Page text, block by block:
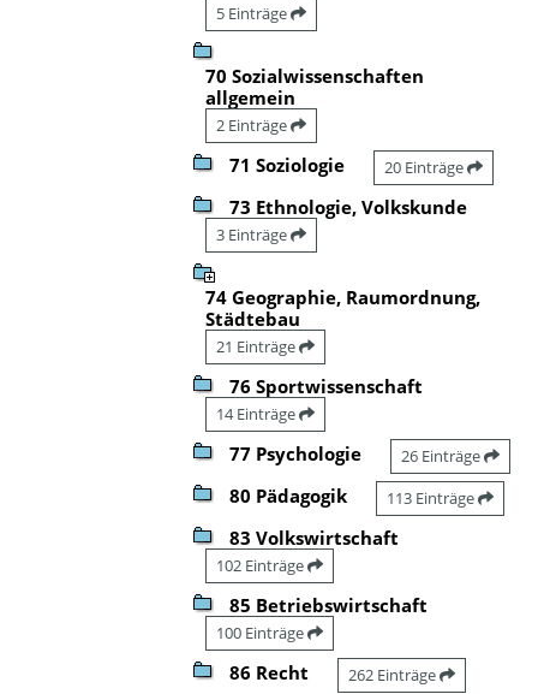
5 Einträge
70 Sozialwissenschaften
allgemein
2 Einträge
71 Soziologie 20 Einträge
73 Ethnologie, Volkskunde
3 Einträge
74 Geographie, Raumordnung,
Städtebau
21 Einträge
76 Sportwissenschaft
14 Einträge
77 Psychologie 26 Einträge
80 Pädagogik 113 Einträge
83 Volkswirtschaft
102 Einträge
85 Betriebswirtschaft
100 Einträge
86 Recht 262 Einträge